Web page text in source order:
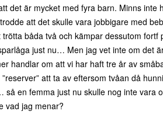
det är mycket med fyra barn. Minns inte
att det skulle vara jobbigare med
båda två och kämpar dessutom fortf
just nu… Men jag vet inte om det
handlar om att vi har haft tre år av
att ta av eftersom tvåan då
en femma just nu skulle nog inte vara
vad jag menar?